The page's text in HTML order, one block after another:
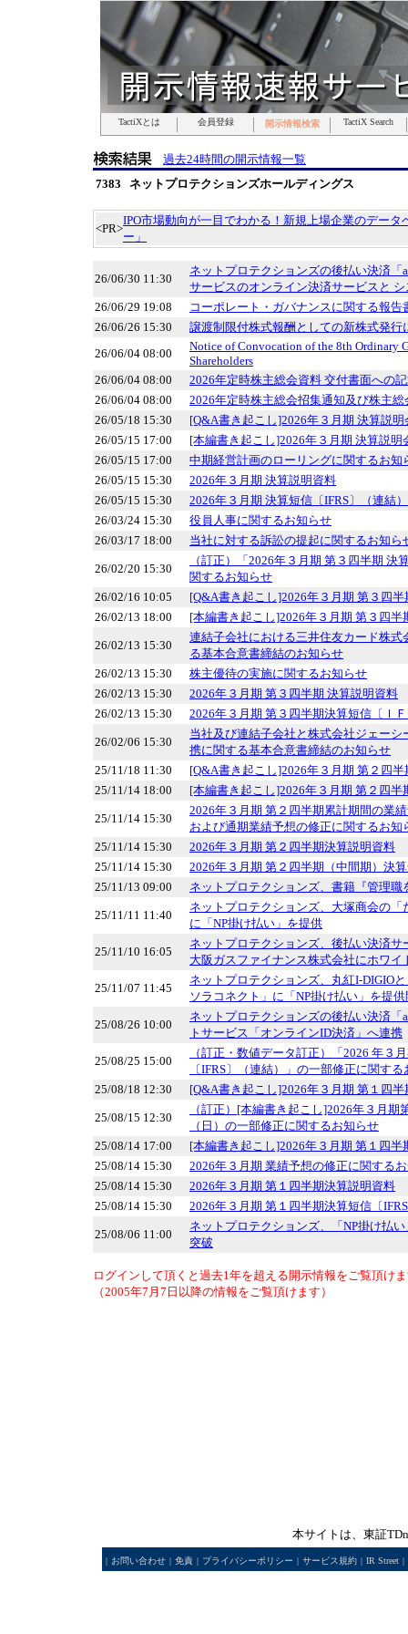
TactiXとは 会員登録 開示情報検索 TactiX Search
TactiXとは 会員登録 開示情報検索 TactiX Search
TactiXとは 会員登録 開示情報検索 TactiX Search
TactiXとは 会員登録 開示情報検索 TactiX Search
TactiXとは 会員登録 開示情報検索 TactiX Search
TactiXとは 会員登録 開示情報検索 TactiX Search
TactiXとは 会員登録 開示情報検索 TactiX Search
過去24時間の開示情報一覧
7383 ネットプロテクションズホールディングス
<PR>
IPO市場動向が一目でわかる！新規上場企業のデータ
ー」
26/06/30 11:30
ネットプロテクションズの後払い決済「
サービスのオンライン決済サービスと
26/06/29 19:08
コーポレート・ガバナンスに関する報告
26/06/26 15:30
譲渡制限付株式報酬としての新株式発行
26/06/04 08:00
Notice of Convocation of the 8th Ordinary
Shareholders
26/06/04 08:00
2026年定時株主総会資料 交付書面への
26/06/04 08:00
2026年定時株主総会招集通知及び株主総
26/05/18 15:30
[Q&A書き起こし]2026年３月期 決算説明
26/05/15 17:00
[本編書き起こし]2026年３月期 決算説明
26/05/15 17:00
中期経営計画のローリングに関するお知
26/05/15 15:30
2026年３月期 決算説明資料
26/05/15 15:30
2026年３月期 決算短信〔IFRS〕（連結）
26/03/24 15:30
役員人事に関するお知らせ
26/03/17 18:00
当社に対する訴訟の提起に関するお知ら
26/02/20 15:30
（訂正）「2026年３月期 第３四半期 決
関するお知らせ
26/02/16 10:05
[Q&A書き起こし]2026年３月期 第３四
26/02/13 18:00
[本編書き起こし]2026年３月期 第３四半
26/02/13 15:30
連結子会社における三井住友カード株式
る基本合意書締結のお知らせ
26/02/13 15:30
株主優待の実施に関するお知らせ
26/02/13 15:30
2026年３月期 第３四半期 決算説明資料
26/02/13 15:30
2026年３月期 第３四半期決算短信〔Ｉ
26/02/06 15:30
当社及び連結子会社と株式会社ジェーシ
携に関する基本合意書締結のお知らせ
25/11/18 11:30
[Q&A書き起こし]2026年３月期 第２四
25/11/14 18:00
[本編書き起こし]2026年３月期 第２四半
25/11/14 15:30
2026年３月期 第２四半期累計期間の業
および通期業績予想の修正に関するお知
25/11/14 15:30
2026年３月期 第２四半期決算説明資料
25/11/14 15:30
2026年３月期 第２四半期（中間期）決
25/11/13 09:00
ネットプロテクションズ、書籍『管理職
25/11/11 11:40
ネットプロテクションズ、大塚商会の「
に「NP掛け払い」を提供
25/11/10 16:05
ネットプロテクションズ、後払い決済サ
大阪ガスファイナンス株式会社にホワイ
25/11/07 11:45
ネットプロテクションズ、丸紅I-DIGIO
ソラコネクト」に「NP掛け払い」を提
25/08/26 10:00
ネットプロテクションズの後払い決済「
トサービス「オンラインID決済」へ連携
25/08/25 15:00
（訂正・数値データ訂正）「2026 年３
〔IFRS〕（連結）」の一部修正に関す
25/08/18 12:30
[Q&A書き起こし]2026年３月期 第１四
25/08/15 12:30
（訂正）[本編書き起こし]2026年３月期
（日）の一部修正に関するお知らせ
25/08/14 17:00
[本編書き起こし]2026年３月期 第１四半
25/08/14 15:30
2026年３月期 業績予想の修正に関する
25/08/14 15:30
2026年３月期 第１四半期決算説明資料
25/08/14 15:30
2026年３月期 第１四半期決算短信〔
25/08/06 11:00
ネットプロテクションズ、「NP掛け払
突破
ログインして頂くと過去1年を超える開示情報をご覧頂け
（2005年7月7日以降の情報をご覧頂けます）
本サイトは、東証
| お問い合わせ | 免責 | プライバシーポリシー | サービス規約 | IR Street |